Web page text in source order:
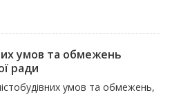
умов та обмежень
ради
умов та обмежень,